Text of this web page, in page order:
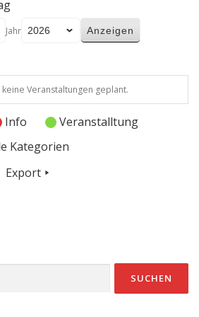
Jahr
Veranstaltungen geplant.
Info
Veranstalltung
Kategorien
Export